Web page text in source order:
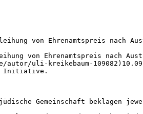
von Ehrenamtspreis nach
von Ehrenamtspreis nach
autor/uli-kreikebaum-
Initiative.
jüdische Gemeinschaft beklagen